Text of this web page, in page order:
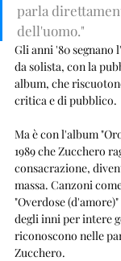
parla
dell'uomo."
Gli anni '80 segnano
da solista, con la
album, che
critica e di pubblico.
Ma è con l'album
1989 che Zucchero
consacrazione,
massa. Canzoni
"Overdose
degli inni per intere
riconoscono nelle
Zucchero.